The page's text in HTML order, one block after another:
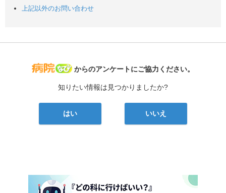
上記以外のお問い合わせ
病院なび
からのアンケートにご協力ください。
知りたい情報は見つかりましたか?
はい いいえ